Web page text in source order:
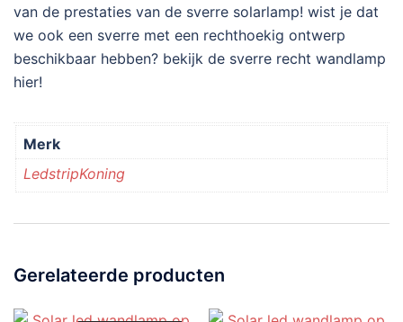
van de prestaties van de sverre solarlamp! wist je dat
we ook een sverre met een rechthoekig ontwerp
beschikbaar hebben? bekijk de sverre recht wandlamp
hier!
Merk
LedstripKoning
Gerelateerde producten